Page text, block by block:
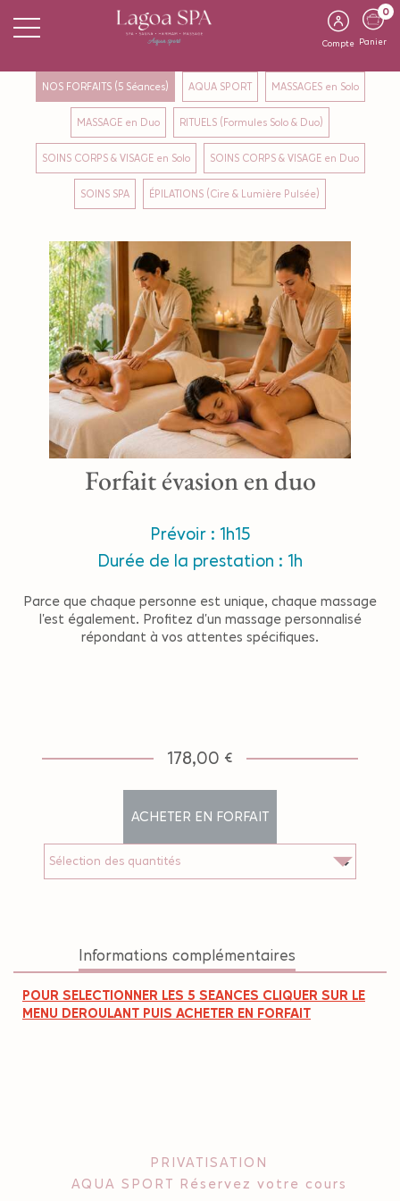
Compte
0
Panier
NOS FORFAITS (5 Séances) AQUA SPORT MASSAGES en Solo
MASSAGE en Duo RITUELS (Formules Solo & Duo)
SOINS CORPS & VISAGE en Solo SOINS CORPS & VISAGE en Duo
SOINS SPA ÉPILATIONS (Cire & Lumière Pulsée)
Forfait évasion en duo
Prévoir : 1h15
Durée de la prestation : 1h
Parce que chaque personne est unique, chaque massage
l’est également. Profitez d’un massage personnalisé
répondant à vos attentes spécifiques.
ACHETER EN FORFAIT
178,00 €
Informations complémentaires
POUR SELECTIONNER LES 5 SEANCES CLIQUER SUR LE
MENU DEROULANT PUIS ACHETER EN FORFAIT
PRIVATISATION
AQUA SPORT Réservez votre cours